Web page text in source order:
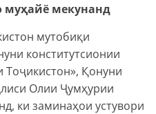
муҳайё мекунанд
мутобиқи
конститутсионии
Қонуни
Олии Ҷумҳурии
ки заминаҳои устувори